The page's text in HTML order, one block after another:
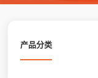
产品分类